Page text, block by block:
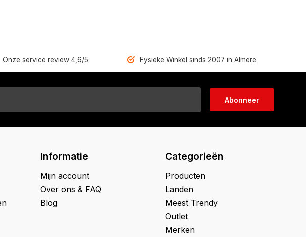
Onze service review 4,6/5 Fysieke Winkel sinds 2007 in Almere
Abonneer
Informatie
Mijn account
Over ons & FAQ
Blog
Categorieën
Producten
Landen
Meest Trendy
Outlet
Merken